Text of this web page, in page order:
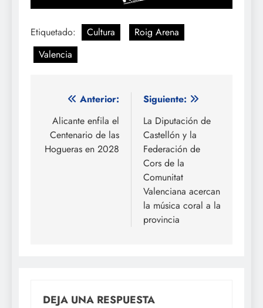
Etiquetado: Cultura
Roig Arena
Valencia
Navegación
de
entradas
Anterior:
Alicante enfila el
Centenario de las
Hogueras en 2028
Siguiente:
La Diputación de
Castellón y la
Federación de
Cors de la
Comunitat
Valenciana acercan
la música coral a la
provincia
DEJA UNA RESPUESTA